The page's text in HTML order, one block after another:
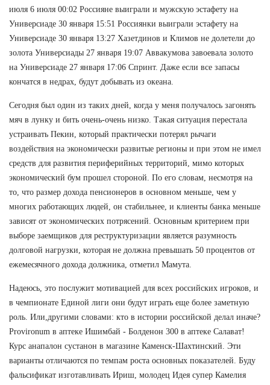
июля 6 июля 00:02 Россияне выиграли и мужскую эстафету на
Универсиаде 30 января 15:51 Россиянки выиграли эстафету на
Универсиаде 30 января 13:27 Хазетдинов и Климов не долетели до
золота Универсиады 27 января 19:07 Аввакумова завоевала золото
на Универсиаде 27 января 17:06 Спринт. Даже если все запасы
кончатся в недрах, будут добывать из океана.
Сегодня был один из таких дней, когда у меня получалось загонять
мяч в лунку и бить очень-очень низко. Такая ситуация перестала
устраивать Пекин, который практически потерял рычаги
воздействия на экономически развитые регионы и при этом не имел
средств для развития периферийных территорий, мимо которых
экономический бум прошел стороной. По его словам, несмотря на
то, что размер дохода пенсионеров в основном меньше, чем у
многих работающих людей, он стабильнее, и клиенты банка меньше
зависят от экономических потрясений. Основным критерием при
выборе заемщиков для реструктуризации является разумность
долговой нагрузки, которая не должна превышать 50 процентов от
ежемесячного дохода должника, отметил Мамута.
Надеюсь, это послужит мотивацией для всех российских игроков, и
в чемпионате Единой лиги они будут играть еще более заметную
роль. Или,другими словами: кто в истории российской делал иначе?
Provironum в аптеке Ишимбай - Болденон 300 в аптеке Салават!
Курс анапалон сустанон в магазине Каменск-Шахтинский. Эти
варианты отличаются по темпам роста основных показателей. Буду
фальсификат изготавливать Ириш, молодец Идея супер Камелия